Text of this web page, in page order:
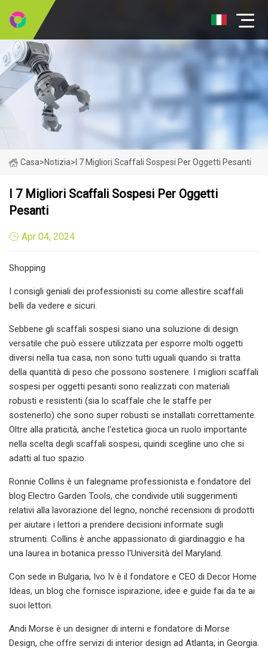
Casa>Notizia> I 7 Migliori Scaffali Sospesi Per Oggetti Pesanti
I 7 Migliori Scaffali Sospesi Per Oggetti
Pesanti
Apr 04, 2024
Shopping
I consigli geniali dei professionisti su come allestire scaffali
belli da vedere e sicuri.
Sebbene gli scaffali sospesi siano una soluzione di design
versatile che può essere utilizzata per esporre molti oggetti
diversi nella tua casa, non sono tutti uguali quando si tratta
della quantità di peso che possono sostenere. I migliori scaffali
sospesi per oggetti pesanti sono realizzati con materiali
robusti e resistenti (sia lo scaffale che le staffe per
sostenerlo) che sono super robusti se installati correttamente.
Oltre alla praticità, anche l'estetica gioca un ruolo importante
nella scelta degli scaffali sospesi, quindi scegline uno che si
adatti al tuo spazio.
Ronnie Collins è un falegname professionista e fondatore del
blog Electro Garden Tools, che condivide utili suggerimenti
relativi alla lavorazione del legno, nonché recensioni di prodotti
per aiutare i lettori a prendere decisioni informate sugli
strumenti. Collins è anche appassionato di giardinaggio e ha
una laurea in botanica presso l'Università del Maryland.
Con sede in Bulgaria, Ivo Iv è il fondatore e CEO di Decor Home
Ideas, un blog che fornisce ispirazione, idee e guide fai da te ai
suoi lettori.
Andi Morse è un designer di interni e fondatore di Morse
Design, che offre servizi di interior design ad Atlanta, in Georgia.